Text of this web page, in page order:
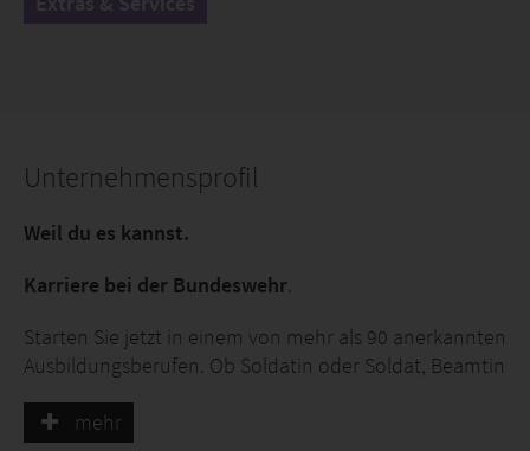
Unternehmensprofil
Weil du es kannst.
Karriere bei der Bundeswehr.
Starten Sie jetzt in einem von mehr als 90 anerkannten
Ausbildungsberufen. Ob Soldatin oder Soldat, Beamtin
262.000 Fachkräfte sorgen jeden Tag mit ihrem
mehr